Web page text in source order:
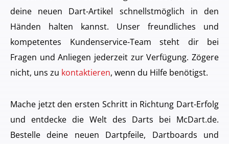
deine neuen Dart-Artikel schnellstmöglich in den
Händen halten kannst. Unser freundliches und
kompetentes Kundenservice-Team steht dir bei
Fragen und Anliegen jederzeit zur Verfügung. Zögere
nicht, uns zu kontaktieren, wenn du Hilfe benötigst.
Mache jetzt den ersten Schritt in Richtung Dart-Erfolg
und entdecke die Welt des Darts bei McDart.de.
Bestelle deine neuen Dartpfeile, Dartboards und